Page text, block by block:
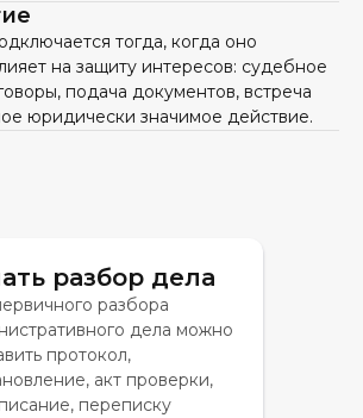
тогда, когда оно
на защиту интересов: судебное
подача документов, встреча
юридически значимое действие.
разбор дела
разбора
дела можно
протокол,
акт проверки,
переписку